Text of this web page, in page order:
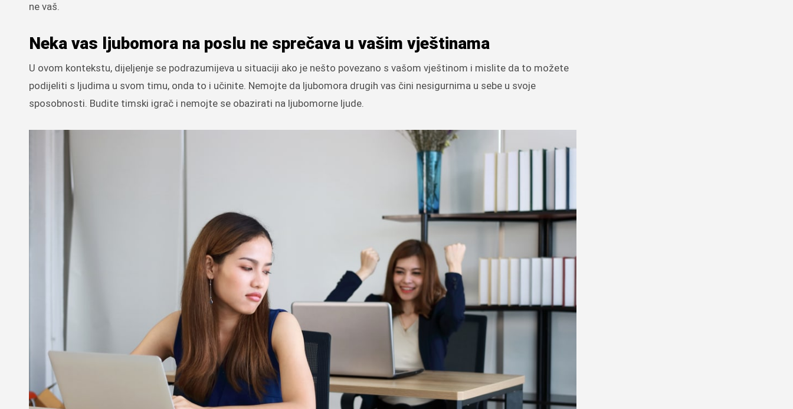
ne vaš.
Neka vas ljubomora na poslu ne sprečava u vašim vještinama
U ovom kontekstu, dijeljenje se podrazumijeva u situaciji ako je nešto povezano s vašom vještinom i mislite da to možete
podijeliti s ljudima u svom timu, onda to i učinite. Nemojte da ljubomora drugih vas čini nesigurnima u sebe u svoje
sposobnosti. Budite timski igrač i nemojte se obazirati na ljubomorne ljude.